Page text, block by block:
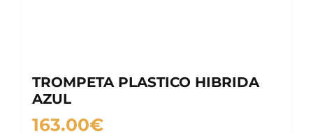
TROMPETA PLASTICO HIBRIDA
AZUL
163.00€